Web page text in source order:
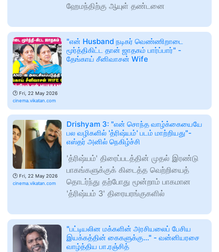
ஹேமந்திற்கு ஆயுள் தண்டனை
🕑 Fri, 22 May 2026
cinema.vikatan.com
"என் Husband நடிகர் வெண்ணிறாடை
மூர்த்திகிட்ட தான் ஜாதகம் பார்ப்பார்" -
தேங்காய் சீனிவாசன் Wife
🕑 Fri, 22 May 2026
cinema.vikatan.com
Drishyam 3: "என் சொந்த வாழ்க்கையையே
பல வழிகளில் 'த்ரிஷ்யம்' படம் மாற்றியது"-
எஸ்தர் அனில் நெகிழ்ச்சி
'த்ரிஷ்யம்' திரைப்படத்தின் முதல் இரண்டு
பாகங்களுக்குக் கிடைத்த வெற்றியைத்
தொடர்ந்து தற்போது மூன்றாம் பாகமான
'த்ரிஷ்யம் 3' திரையரங்குகளில்
"பட்டியலின மக்களின் அரசியலைப் பேசிய
இயக்கத்தின் கைகளுக்கு..." - வன்னியரசை
வாழ்த்திய பா.ரஞ்சித்